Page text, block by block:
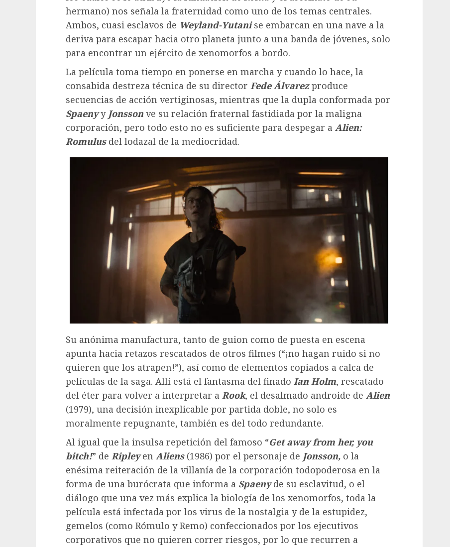
hermano) nos señala la fraternidad como uno de los temas centrales.
Ambos, cuasi esclavos de Weyland-Yutanise embarcan en una nave a la
deriva para escapar hacia otro planeta junto a una banda de jóvenes, solo
para encontrar un ejército de xenomorfos a bordo.
La película toma tiempo en ponerse en marcha y cuando lo hace, la
consabida destreza técnica de su director Fede Álvarezproduce
secuencias de acción vertiginosas, mientras que la dupla conformada por
Spaenyy Jonsson ve su relación fraternal fastidiada por la maligna
corporación, pero todo esto no es suficiente para despegar a Alien:
Romulusdel lodazal de la mediocridad.
Su anónima manufactura, tanto de guion como de puesta en escena
apunta hacia retazos rescatados de otros filmes (“¡no hagan ruido si no
quieren que los atrapen!”), así como de elementos copiados a calca de
películas de la saga. Allí está el fantasma del finado Ian Holm, rescatado
del éter para volver a interpretar a Rook, el desalmado androide de Alien
(1979), una decisión inexplicable por partida doble, no solo es
moralmente repugnante, también es del todo redundante.
Al igual que la insulsa repetición del famoso “Get away from her, you
bitch!” de Ripleyen Aliens (1986) por el personaje de Jonsson, o la
enésima reiteración de la villanía de la corporación todopoderosa en la
forma de una burócrata que informa a Spaenyde su esclavitud, o el
diálogo que una vez más explica la biología de los xenomorfos, toda la
película está infectada por los virus de la nostalgia y de la estupidez,
gemelos (como Rómulo y Remo) confeccionados por los ejecutivos
corporativos que no quieren correr riesgos, por lo que recurren a